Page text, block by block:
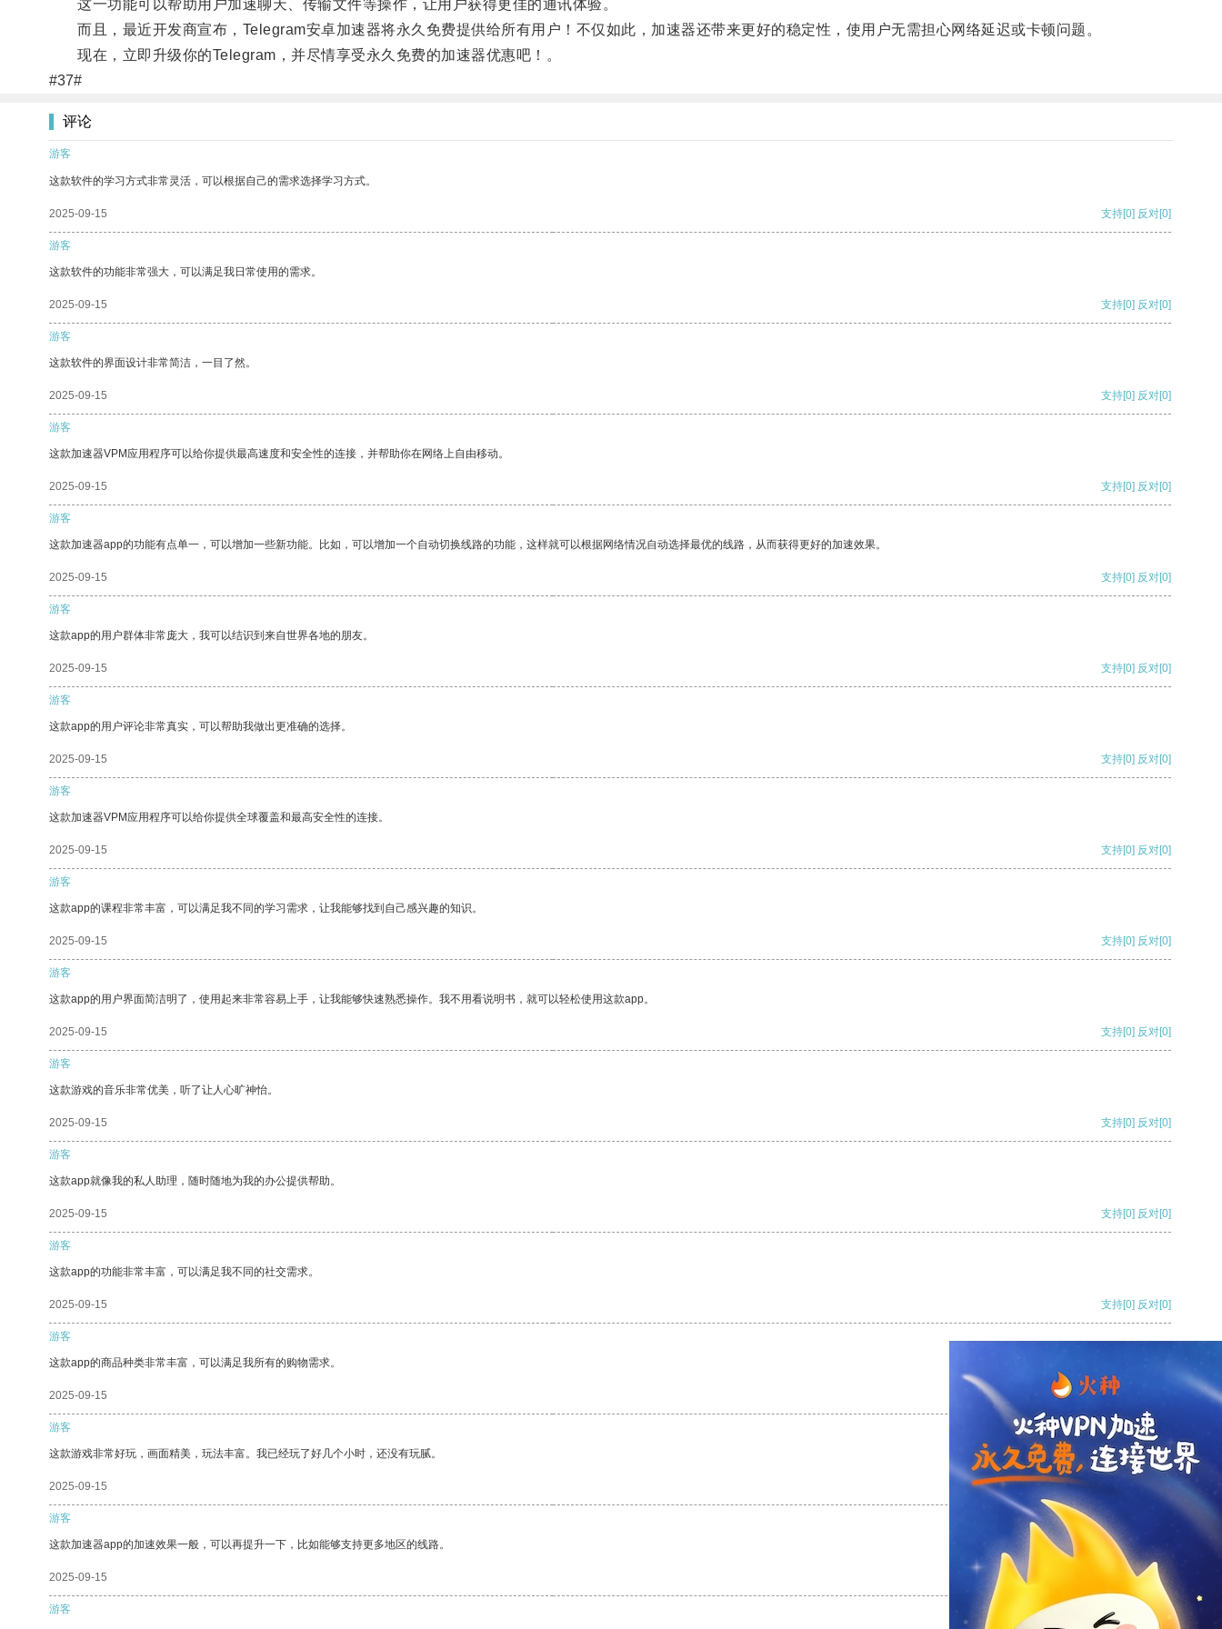
这一功能可以帮助用户加速聊天、传输文件等操作，让用户获得更佳的通讯体验。
而且，最近开发商宣布，Telegram安卓加速器将永久免费提供给所有用户！不仅如此，加速器还带来更好的稳定性，使用户无需担心网络延迟或卡顿问题。
现在，立即升级你的Telegram，并尽情享受永久免费的加速器优惠吧！。
#37#
评论
游客
这款软件的学习方式非常灵活，可以根据自己的需求选择学习方式。
2025-09-15 支持[0] 反对[0]
游客
这款软件的功能非常强大，可以满足我日常使用的需求。
2025-09-15 支持[0] 反对[0]
游客
这款软件的界面设计非常简洁，一目了然。
2025-09-15 支持[0] 反对[0]
游客
这款加速器VPM应用程序可以给你提供最高速度和安全性的连接，并帮助你在网络上自由移动。
2025-09-15 支持[0] 反对[0]
游客
这款加速器app的功能有点单一，可以增加一些新功能。比如，可以增加一个自动切换线路的功能，这样就可以根据网络情况自动选择最优的线路，从而获得更好的加速效果。
2025-09-15 支持[0] 反对[0]
游客
这款app的用户群体非常庞大，我可以结识到来自世界各地的朋友。
2025-09-15 支持[0] 反对[0]
游客
这款app的用户评论非常真实，可以帮助我做出更准确的选择。
2025-09-15 支持[0] 反对[0]
游客
这款加速器VPM应用程序可以给你提供全球覆盖和最高安全性的连接。
2025-09-15 支持[0] 反对[0]
游客
这款app的课程非常丰富，可以满足我不同的学习需求，让我能够找到自己感兴趣的知识。
2025-09-15 支持[0] 反对[0]
游客
这款app的用户界面简洁明了，使用起来非常容易上手，让我能够快速熟悉操作。我不用看说明书，就可以轻松使用这款app。
2025-09-15 支持[0] 反对[0]
游客
这款游戏的音乐非常优美，听了让人心旷神怡。
2025-09-15 支持[0] 反对[0]
游客
这款app就像我的私人助理，随时随地为我的办公提供帮助。
2025-09-15 支持[0] 反对[0]
游客
这款app的功能非常丰富，可以满足我不同的社交需求。
2025-09-15 支持[0] 反对[0]
游客
这款app的商品种类非常丰富，可以满足我所有的购物需求。
2025-09-15 支持
游客
这款游戏非常好玩，画面精美，玩法丰富。我已经玩了好几个小时，还没有玩腻。
2025-09-15
游客
这款加速器app的加速效果一般，可以再提升一下，比如能够支持更多地区的线路。
2025-09-15 [0] 反对[0]
游客